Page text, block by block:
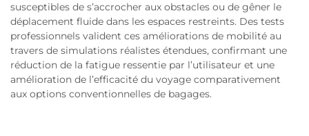
susceptibles de s’accrocher aux obstacles ou de gêner le
déplacement fluide dans les espaces restreints. Des tests
professionnels valident ces améliorations de mobilité au
travers de simulations réalistes étendues, confirmant une
réduction de la fatigue ressentie par l’utilisateur et une
amélioration de l’efficacité du voyage comparativement
aux options conventionnelles de bagages.